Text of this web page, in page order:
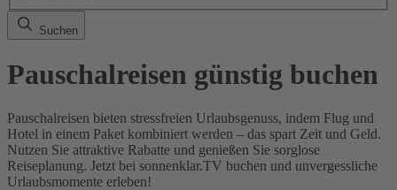
Suchen
Pauschalreisen günstig buchen
Pauschalreisen bieten stressfreien Urlaubsgenuss, indem Flug und
Hotel in einem Paket kombiniert werden – das spart Zeit und Geld.
Nutzen Sie attraktive Rabatte und genießen Sie sorglose
Reiseplanung. Jetzt bei sonnenklar.TV buchen und unvergessliche
Urlaubsmomente erleben!